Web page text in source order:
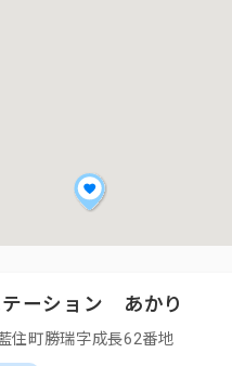
テーション あかり
住町勝瑞字成長62番地